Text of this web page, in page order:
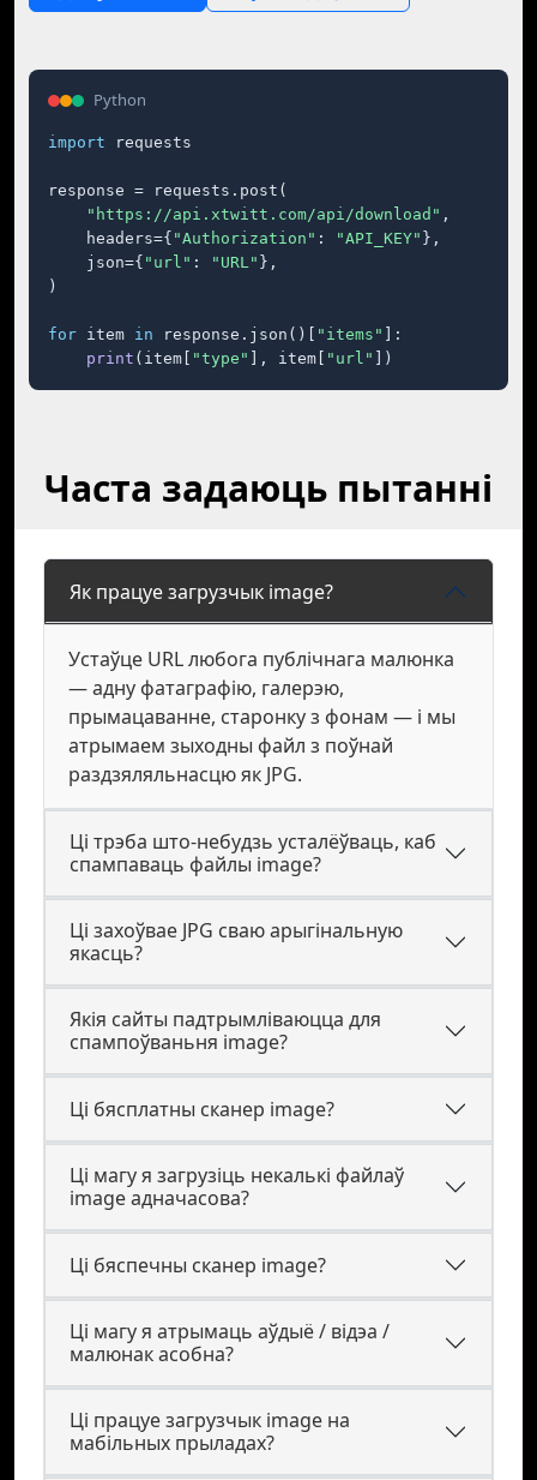
Python
import requests
response = requests.post(
"https://api.xtwitt.com/api/download" ,
    headers={
"Authorization" : "API_KEY" },
    json={
"url" : "URL" },
)
for item in response.json()[ "items"
]:
print (item[ "type" ], item[ "url" ])
Часта задаюць пытанні
Як працуе загрузчык image?
Устаўце URL любога публічнага малюнка
— адну фатаграфію, галерэю,
прымацаванне, старонку з фонам — і мы
атрымаем зыходны файл з поўнай
раздзяляльнасцю як JPG.
Ці трэба што-небудзь усталёўваць, каб
спампаваць файлы image?
Ці захоўвае JPG сваю арыгінальную
якасць?
Якія сайты падтрымліваюцца для
спампоўваньня image?
Ці бясплатны сканер image?
Ці магу я загрузіць некалькі файлаў
image адначасова?
Ці бяспечны сканер image?
Ці магу я атрымаць аўдыё / відэа /
малюнак асобна?
Ці працуе загрузчык image на
мабільных прыладах?